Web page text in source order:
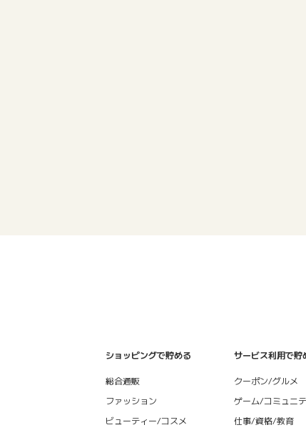
ショッピングで貯める
総合通販
ファッション
ビューティー/コスメ
サービス利用で貯
クーポン/グルメ
ゲーム/コミュニ
仕事/資格/教育